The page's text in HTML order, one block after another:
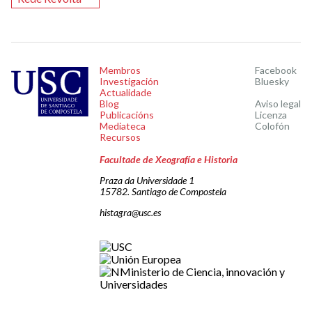
Membros
Investigación
Actualidade
Blog
Publicacións
Mediateca
Recursos
Facebook
Bluesky
Aviso legal
Licenza
Colofón
Facultade de Xeografía e Historia
Praza da Universidade 1
15782. Santiago de Compostela
histagra@usc.es